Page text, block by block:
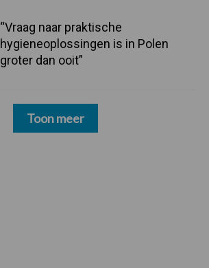
“Vraag naar praktische
hygieneoplossingen is in Polen
groter dan ooit”
Toon meer